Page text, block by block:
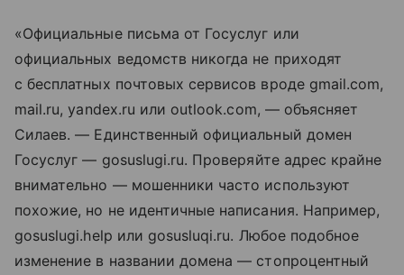
«Официальные письма от Госуслуг или
официальных ведомств никогда не приходят
с бесплатных почтовых сервисов вроде gmail.com,
mail.ru, yandex.ru или outlook.com, — объясняет
Силаев. — Единственный официальный домен
Госуслуг — gosuslugi.ru. Проверяйте адрес крайне
внимательно — мошенники часто используют
похожие, но не идентичные написания. Например,
gosuslugi.help или gosusluqi.ru. Любое подобное
изменение в названии домена — стопроцентный